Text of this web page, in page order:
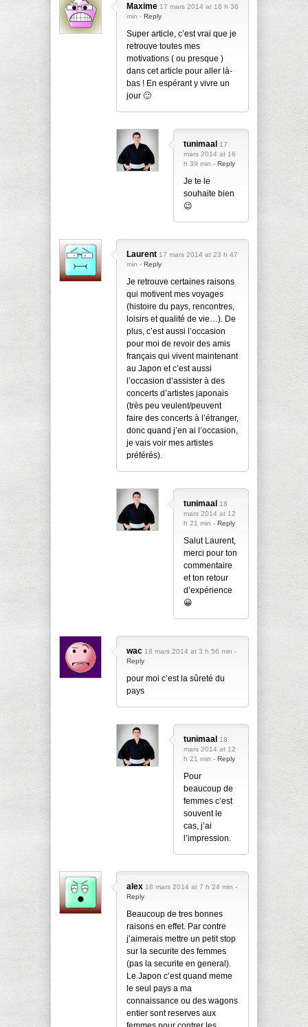
Maxime 17 mars 2014 at 16 h 36
min - Reply
Super article, c’est vrai que je
retrouve toutes mes
motivations ( ou presque )
dans cet article pour aller là-
bas ! En espérant y vivre un
jour 🙂
tunimaal 17
mars 2014 at 16
h 39 min - Reply
Je te le
souhaite bien
😉
Laurent 17 mars 2014 at 23 h 47
min - Reply
Je retrouve certaines raisons
qui motivent mes voyages
(histoire du pays, rencontres,
loisirs et qualité de vie…). De
plus, c’est aussi l’occasion
pour moi de revoir des amis
français qui vivent maintenant
au Japon et c’est aussi
l’occasion d’assister à des
concerts d’artistes japonais
(très peu veulent/peuvent
faire des concerts à l’étranger,
donc quand j’en ai l’occasion,
je vais voir mes artistes
préférés).
tunimaal 18
mars 2014 at 12
h 21 min - Reply
Salut Laurent,
merci pour ton
commentaire
et ton retour
d’expérience
😀
wac 18 mars 2014 at 3 h 56 min -
Reply
pour moi c’est la sûreté du
pays
tunimaal 18
mars 2014 at 12
h 21 min - Reply
Pour
beaucoup de
femmes c’est
souvent le
cas, j’ai
l’impression.
alex 18 mars 2014 at 7 h 24 min -
Reply
Beaucoup de tres bonnes
raisons en effet. Par contre
j’aimerais mettre un petit stop
sur la securite des femmes
(pas la securite en general).
Le Japon c’est quand meme
le seul pays a ma
connaissance ou des wagons
entier sont reserves aux